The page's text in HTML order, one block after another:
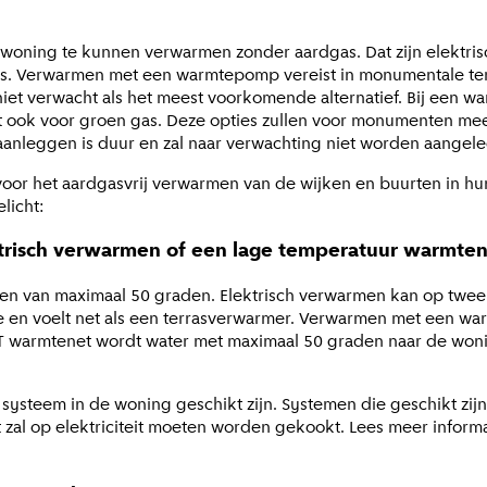
te kunnen verwarmen zonder aardgas. Dat zijn
met een warmtepomp vereist in monumentale
verwacht als het meest voorkomende alternatief. Bij een
voor groen gas. Deze opties zullen voor monumenten
is duur en zal naar verwachting niet worden
het aardgasvrij verwarmen van de wijken en buurten in
verwarmen of een lage temperatuur
van maximaal 50 graden. Elektrisch verwarmen kan op
voelt net als een terrasverwarmer. Verwarmen met een
warmtenet wordt water met maximaal 50 graden naar de
in de woning geschikt zijn. Systemen die geschikt
op elektriciteit moeten worden gekookt. Lees meer